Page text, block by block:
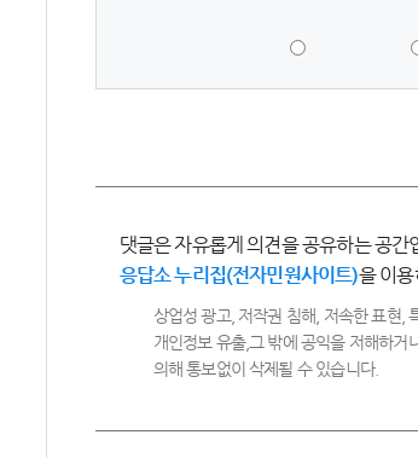
댓글은 자유롭게 의견을 공유하는 공간
응답소 누리집(전자민원사이트)을 이
상업성 광고, 저작권 침해, 저속한 표현,
개인정보 유출,그 밖에 공익을 저해하거
의해 통보없이 삭제될 수 있습니다.